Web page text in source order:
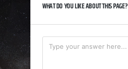
WHAT DO YOU LIKE ABOUT THIS PAGE?